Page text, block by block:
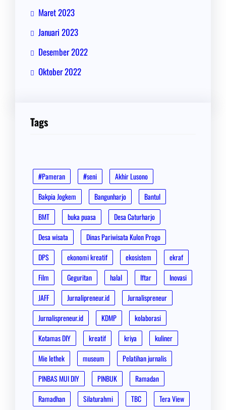
Maret 2023
Januari 2023
Desember 2022
Oktober 2022
Tags
#Pameran #seni
Akhir Lusono
Bakpia Jogkem
Bangunharjo
Bantul
BMT
buka puasa
Desa Caturharjo
Desa wisata
Dinas Pariwisata Kulon Progo
DPS
ekonomi kreatif ekosistem
ekraf
Film
Geguritan halal Iftar
Inovasi
JAFF
Jurnalipreneur.id
Jurnalispreneur
Jurnalispreneur.id
KDMP
kolaborasi
Kotamas DIY
kreatif kriya
kuliner
Mie lethek
museum
Pelatihan jurnalis
PINBAS MUI DIY
PINBUK
Ramadan
Ramadhan
Silaturahmi TBC
Tera View